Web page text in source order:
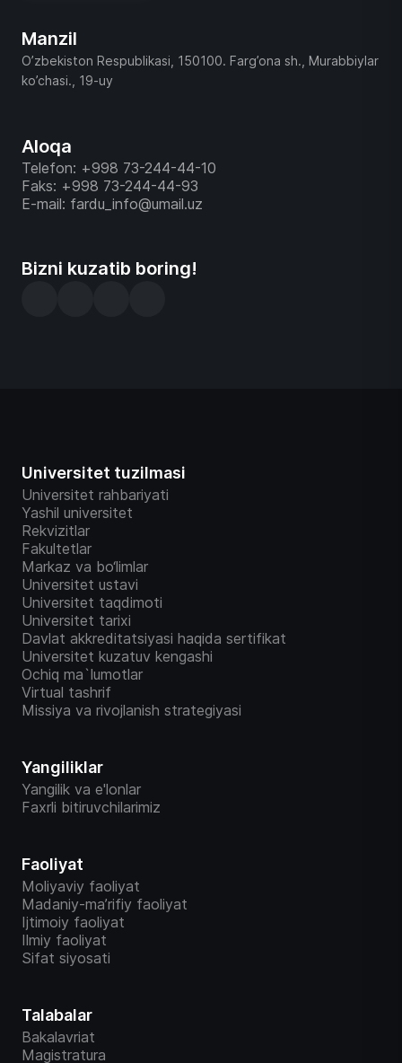
Manzil
O’zbekiston Respublikasi, 150100. Farg’ona sh., Murabbiylar
ko’chasi., 19-uy
Aloqa
Telefon: +998 73-244-44-10
Faks: +998 73-244-44-93
E-mail: fardu_info@umail.uz
Bizni kuzatib boring!
Universitet tuzilmasi
Universitet rahbariyati
Yashil universitet
Rekvizitlar
Fakultetlar
Markaz va bo‘limlar
Universitet ustavi
Universitet taqdimoti
Universitet tarixi
Davlat akkreditatsiyasi haqida sertifikat
Universitet kuzatuv kengashi
Ochiq ma`lumotlar
Virtual tashrif
Missiya va rivojlanish strategiyasi
Yangiliklar
Yangilik va e'lonlar
Faxrli bitiruvchilarimiz
Faoliyat
Moliyaviy faoliyat
Madaniy-ma’rifiy faoliyat
Ijtimoiy faoliyat
Ilmiy faoliyat
Sifat siyosati
Talabalar
Bakalavriat
Magistratura